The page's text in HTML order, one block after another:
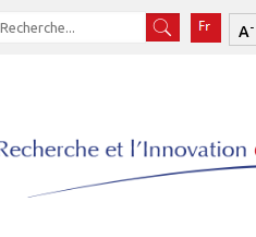
A-